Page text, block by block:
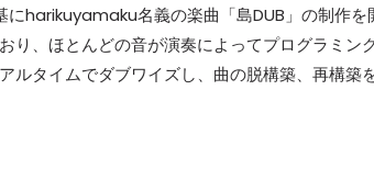
harikuyamaku名義の楽曲「島DUB」の制作を
り、ほとんどの音が演奏によってプログラミン
ルタイムでダブワイズし、曲の脱構築、再構築